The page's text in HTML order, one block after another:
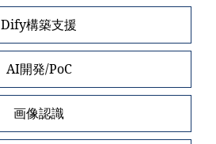
Dify構築支援
AI開発/PoC
画像認識